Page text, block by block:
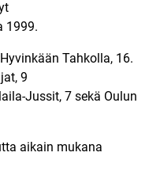
1999.
Tahkolla, 16.
9
Jussit, 7 sekä Oulun
aikain mukana